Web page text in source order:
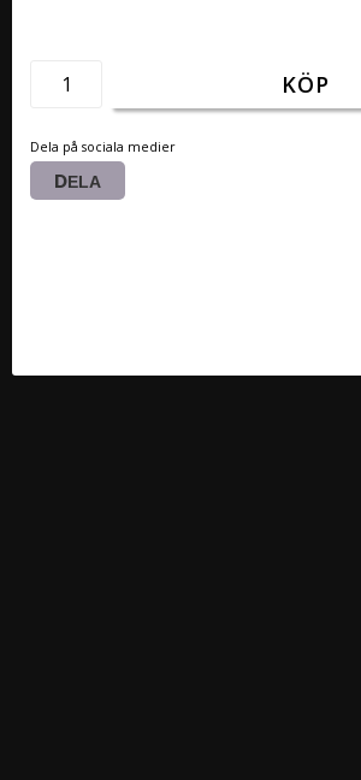
KÖP
Dela på sociala medier
DELA